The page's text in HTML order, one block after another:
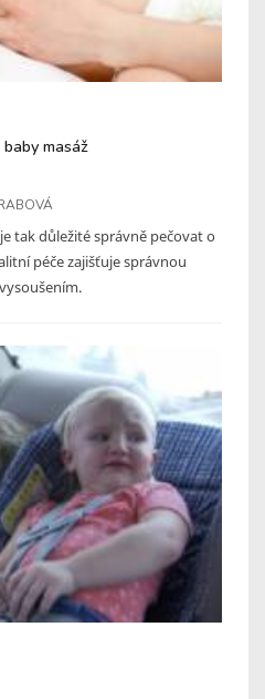
masáž
tak důležité správně pečovat o
péče zajišťuje správnou